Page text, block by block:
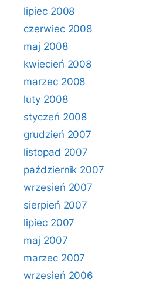
lipiec 2008
czerwiec 2008
maj 2008
kwiecień 2008
marzec 2008
luty 2008
styczeń 2008
grudzień 2007
listopad 2007
październik 2007
wrzesień 2007
sierpień 2007
lipiec 2007
maj 2007
marzec 2007
wrzesień 2006